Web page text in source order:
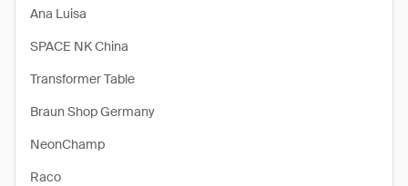
Ana Luisa
SPACE NK China
Transformer Table
Braun Shop Germany
NeonChamp
Raco